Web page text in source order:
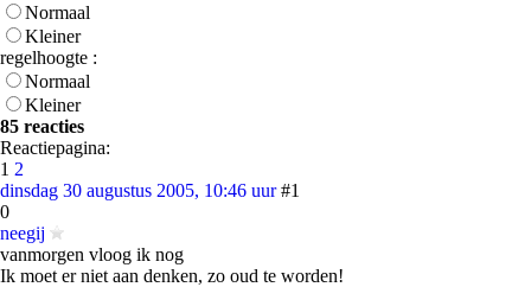
Normaal
Kleiner
regelhoogte :
Normaal
Kleiner
85 reacties
Reactiepagina:
1 2
dinsdag 30 augustus 2005, 10:46 uur #1
0
neegij
vanmorgen vloog ik nog
Ik moet er niet aan denken, zo oud te worden!